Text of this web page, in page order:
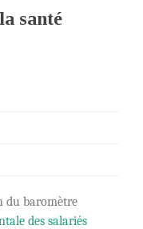
santé
du baromètre
des salariés